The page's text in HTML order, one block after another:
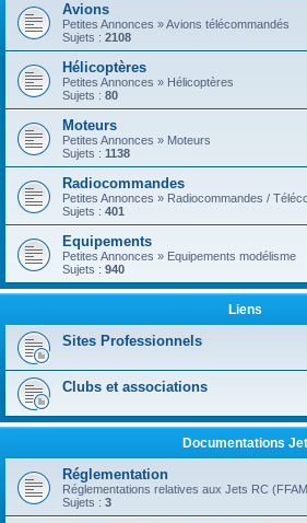
Avions
Petites Annonces » Avions télécommandés
Sujets : 2108
Hélicoptères
Petites Annonces » Hélicoptères
Sujets : 80
Moteurs
Petites Annonces » Moteurs
Sujets : 1138
Radiocommandes
Petites Annonces » Radiocommandes /
Sujets : 401
Equipements
Petites Annonces » Equipements modélisme
Sujets : 940
Liens
Sites Professionnels
Clubs et associations
Documentations Jet
Réglementation
Réglementations relatives aux Jets RC
Sujets : 3